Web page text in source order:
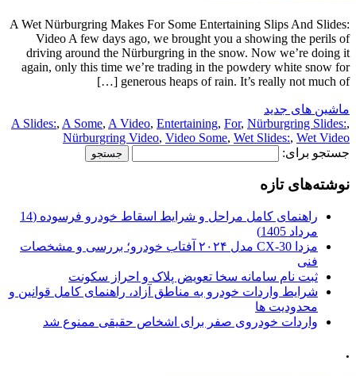
A Wet Nürburgring Makes For Some Entertaining Slips And Slides:
Video A few days ago, we brought you a showing the perils of
driving around the Nürburgring in the snow. Now we’re doing it
again, only this time we’re trading in the powdery white snow for
generous heaps of rain. It’s really not much of […]
ماشین های جدید
A Slides:, A Some, A Video, Entertaining, For, Nürburgring Slides:,
Nürburgring Video, Video Some, Wet Slides:, Wet Video
جستجو برای:
نوشته‌های تازه
راهنمای کامل مراحل و شرایط اسقاط خودرو فرسوده (14
مرداد 1405)
مزدا CX-30 مدل ۲۰۲۴ آفتاب خودرو؛ بررسی و مشخصات
فنی
ثبت نام سامانه سخا تعویض پلاک و احراز سکونت
شرایط واردات خودرو به مناطق آزاد، راهنمای کامل قوانین و
محدودیت ها
واردات خودروی صفر برای اشخاص حقیقی ممنوع شد
.